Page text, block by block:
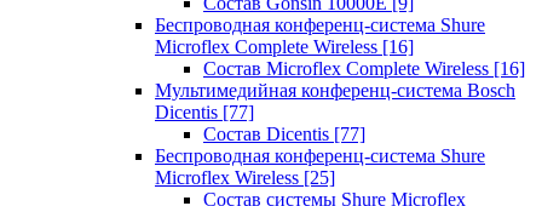
Беспроводная конференц-система Shure
Microflex Complete Wireless [16]
Состав Microflex Complete Wireless [16]
Мультимедийная конференц-система Bosch
Dicentis [77]
Состав Dicentis [77]
Беспроводная конференц-система Shure
Microflex Wireless [25]
Состав системы Shure Microflex